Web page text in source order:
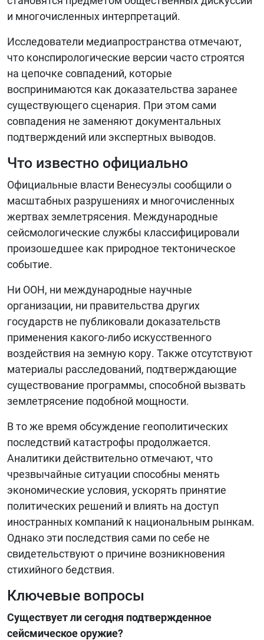
и многочисленных интерпретаций.
Исследователи медиапространства отмечают,
что конспирологические версии часто строятся
на цепочке совпадений, которые
воспринимаются как доказательства заранее
существующего сценария. При этом сами
совпадения не заменяют документальных
подтверждений или экспертных выводов.
Что известно официально
Официальные власти Венесуэлы сообщили о
масштабных разрушениях и многочисленных
жертвах землетрясения. Международные
сейсмологические службы классифицировали
произошедшее как природное тектоническое
событие.
Ни ООН, ни международные научные
организации, ни правительства других
государств не публиковали доказательств
применения какого-либо искусственного
воздействия на земную кору. Также отсутствуют
материалы расследований, подтверждающие
существование программы, способной вызвать
землетрясение подобной мощности.
В то же время обсуждение геополитических
последствий катастрофы продолжается.
Аналитики действительно отмечают, что
чрезвычайные ситуации способны менять
экономические условия, ускорять принятие
политических решений и влиять на доступ
иностранных компаний к национальным рынкам.
Однако эти последствия сами по себе не
свидетельствуют о причине возникновения
стихийного бедствия.
Ключевые вопросы
Существует ли сегодня подтвержденное
сейсмическое оружие?